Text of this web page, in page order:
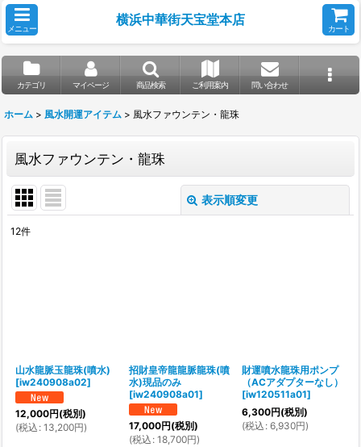
メニュー
横浜中華街天宝堂本店
カート
カテゴリ マイページ 商品検索 ご利用案内 問い合わせ
ホーム > 風水開運アイテム > 風水ファウンテン・龍珠
風水ファウンテン・龍珠
表示順変更
12件
山水龍脈玉龍珠(噴水)
[iw240908a02]
12,000円(税別)
(税込 : 13,200円)
招財皇帝龍龍脈龍珠(噴
水)現品のみ
[iw240908a01]
17,000円(税別)
(税込 : 18,700円)
財運噴水龍珠用ポンプ
（ACアダプターなし）
[iw120511a01]
6,300円(税別)
(税込 : 6,930円)